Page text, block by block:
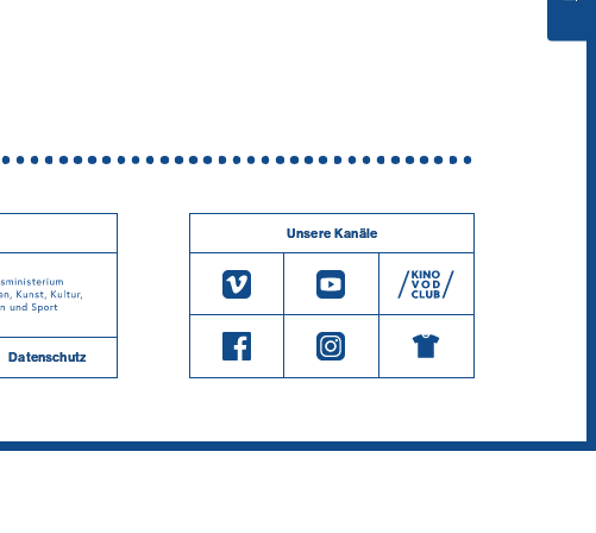
Datenschutz
Unsere Kanäle